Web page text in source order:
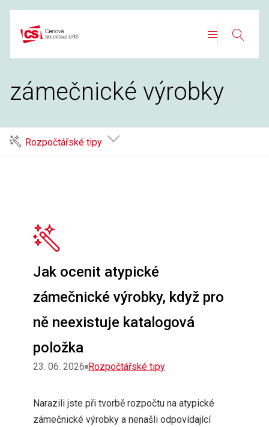
obsah
Search
zámečnické výrobky
Rozpočtářské tipy
Jak ocenit atypické
zámečnické výrobky, když pro
ně neexistuje katalogová
položka
23. 06. 2026 Rubriky
Rozpočtářské tipy
Narazili jste při tvorbě rozpočtu na atypické
zámečnické výrobky a nenašli odpovídající